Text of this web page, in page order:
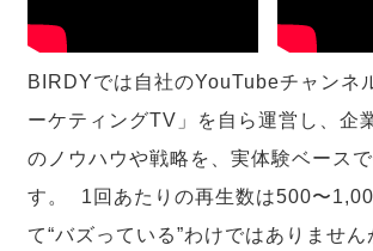
BIRDYでは自社のYouTubeチャンネ
ーケティングTV」を自ら運営し、企
のノウハウや戦略を、実体験ベース
す。 1回あたりの再生数は500〜
て“バズっている”わけではありませ